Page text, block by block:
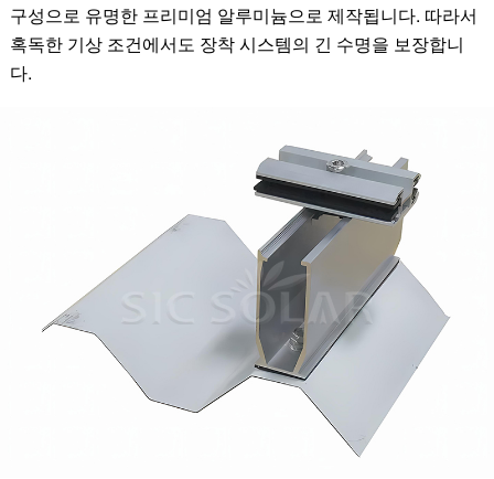
구성으로 유명한 프리미엄 알루미늄으로 제작됩니다. 따라서
혹독한 기상 조건에서도 장착 시스템의 긴 수명을 보장합니
다.